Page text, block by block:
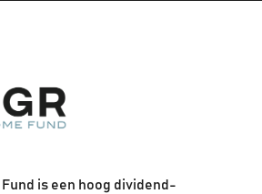
Fund is een hoog dividend-